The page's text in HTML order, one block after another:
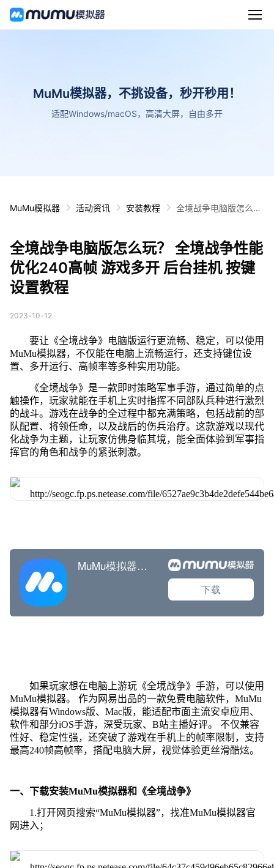
MuMu模拟器，不挑设备，秒开秒用！
适配Windows/macOS，高清大屏，自由多开
MuMu模拟器 活动资讯 安装教程
全境战争电脑版怎么
台挂机 按键设置教程
全境战争电脑版怎么玩？ 全境战争性能
优化240高帧 游戏多开 后台挂机 按键
设置教程
2023-10-12
要让《全境战争》电脑版运行更流畅、稳定，可以使用
MuMu模拟器，不仅能在电脑上流畅运行，还支持键位设
置、多开运行、高帧率等多种实用功能。
《全境战争》是一款即时策略军事手游，通过简单的点
触操作，玩家就能在手机上实时指挥不同部队兵种进行激烈
的战斗。游戏在战争的全过程中都充满策略，包括战前的部
队配置、将领任命，以及战后的伤兵治疗。这款游戏以现代
化战争为主题，让玩家仿佛身临其境，能全面体验到军事指
挥官的角色和战争的紧张刺激。
如果玩家想在电脑上游玩《全境战争》手游，可以使用
MuMu模拟器。 作为网易出品的一款免费电脑软件，MuMu
模拟器有Windows版、Mac版，能适配市面主流安卓应用、
软件和部分iOS手游，深受玩家、B站主播好评。 不仅兼容
性好、稳定性强，还突破了游戏在手机上的帧率限制，支持
最高240帧高帧率，搭配电脑大屏，视觉体验更丝滑酷炫。
一、下载安装MuMu模拟器和《全境战争》
1.打开网页搜索“MuMu模拟器”，找准MuMu模拟器官
网进入；